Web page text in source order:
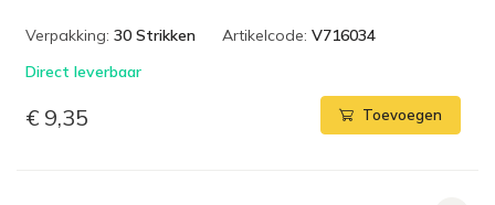
Verpakking: 30 Strikken Artikelcode: V716034
Direct leverbaar
€ 9,35 Toevoegen